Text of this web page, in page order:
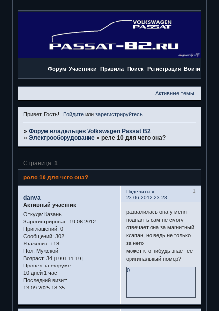
Форум Участники Правила Поиск Регистрация Войти
Активные темы
Привет, Гость! Войдите илизарегистрируйтесь
» Форум владельцев Volkswagen Passat B2
» Электрооборудование » реле 10 для чего она?
реле 10 для чего она?
Страница: 1
Поделиться
1
23.06.2012 23:28
danya
Активный участник
Откуда: Казань
Зарегистрирован: 19.06.2012
Приглашений: 0
Сообщений: 302
Уважение: +18
Пол: Мужской
Возраст: 34 [1991-11-19]
Провел на форуме:
10 дней 1 час
Последний визит:
13.09.2025 18:35
развалилась она у меня
подпаять сам не смогу
отвечает она за магнитный
клапан, но ведь не только
за него
может кто нибудь знает её
оригинальный номер?
0